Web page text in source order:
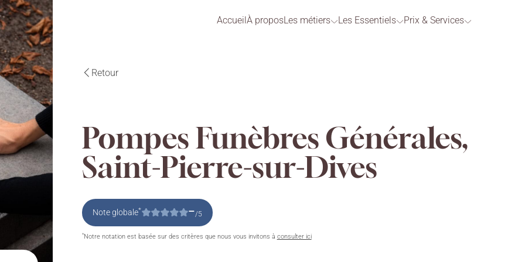
AccueilÀ proposLes métiers Les Essentiels Prix & Services
Retour
Pompes Funèbres Générales,
Saint-Pierre-sur-Dives
Note globale* –/5
*Notre notation est basée sur des critères que nous vous invitons à consulter ici